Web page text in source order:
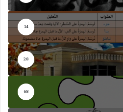
14
28
68